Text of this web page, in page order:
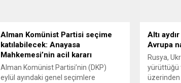
Alman Komünist Partisi seçime
katılabilecek: Anayasa
Mahkemesi’nin acil kararı
Alman Komünist Partisi’nin (DKP)
eylül ayındaki genel seçimlere
Altı
Avrupa
Rusya,
yürüttüğü
üzerinden